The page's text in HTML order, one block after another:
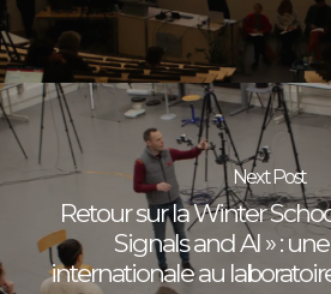
Next Post
Retour sur la Winter
Signals and AI » :
internationale au